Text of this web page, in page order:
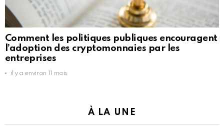
Comment les politiques publiques encouragent
l’adoption des cryptomonnaies par les
entreprises
il y a environ 11 mois
À LA UNE